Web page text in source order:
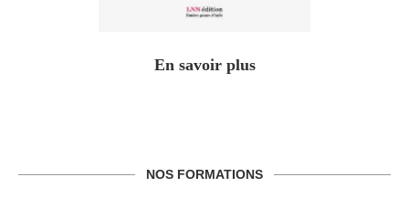
En savoir plus
NOS FORMATIONS